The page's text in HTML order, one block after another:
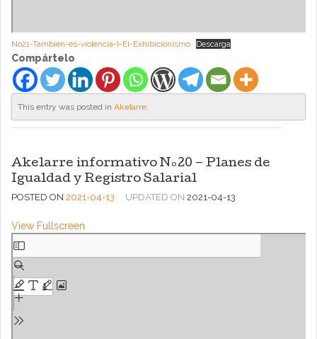
No21-Tambien-es-violencia-I-El-Exhibicionismo Descarga
Compártelo
This entry was posted in Akelarre.
Akelarre informativo Nº20 – Planes de
Igualdad y Registro Salarial
POSTED ON 2021-04-13 UPDATED ON 2021-04-13
View Fullscreen
Saltar
al
contenido
del
PDF